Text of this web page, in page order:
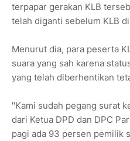
terpapar gerakan KLB
telah diganti sebelum KLB
Menurut dia, para peserta
suara yang sah karena
yang telah diberhentikan
"Kami sudah pegang surat
dari Ketua DPD dan DPC
pagi ada 93 persen pemilik